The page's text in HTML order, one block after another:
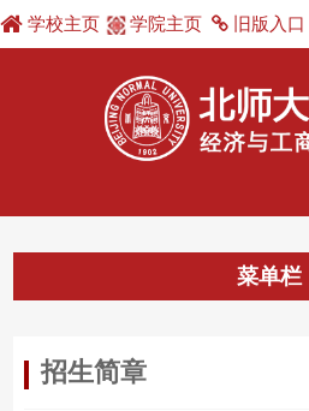
学校主页 学院主页 旧版入口
菜单栏
招生简章